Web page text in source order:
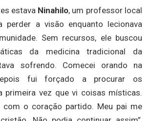
estava Ninahilo, um professor local
perder a visão enquanto lecionava
Sem recursos, ele buscou
da medicina tradicional da
sofrendo. Comecei orando na
fui forçado a procurar os
primeira vez que vi coisas místicas.
com o coração partido. Meu pai me